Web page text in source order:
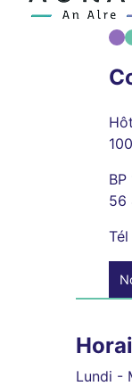
BP
56
Tél
Lundi -